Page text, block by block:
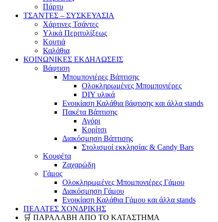
Πάρτυ
ΤΣΑΝΤΕΣ – ΣΥΣΚΕΥΑΣΙΑ
Χάρτινες Τσάντες
Υλικά Περιτυλίξεως
Κουτιά
Καλάθια
ΚΟΙΝΩΝΙΚΕΣ ΕΚΔΗΛΩΣΕΙΣ
Βάφτιση
Μπομπονιέρες Βάπτισης
Ολοκληρωμένες Μπομπονιέρες
DIY υλικά
Ενοικίαση Καλάθια βάφτισης και άλλα stands
Πακέτα Βάπτισης
Αγόρι
Κορίτσι
Διακόσμηση Βάπτισης
Στολισμοί εκκλησίας & Candy Bars
Κουφέτα
Ζαχαρώδη
Γάμος
Ολοκληρωμένες Μπομπονιέρες Γάμου
Διακόσμηση Γάμου
Ενοικίαση Καλάθια Γάμου και άλλα stands
ΠΕΛΑΤΕΣ ΧΟΝΔΡΙΚΗΣ
🛒 ΠΑΡΑΛΑΒΗ ΑΠΟ ΤΟ ΚΑΤΑΣΤΗΜΑ